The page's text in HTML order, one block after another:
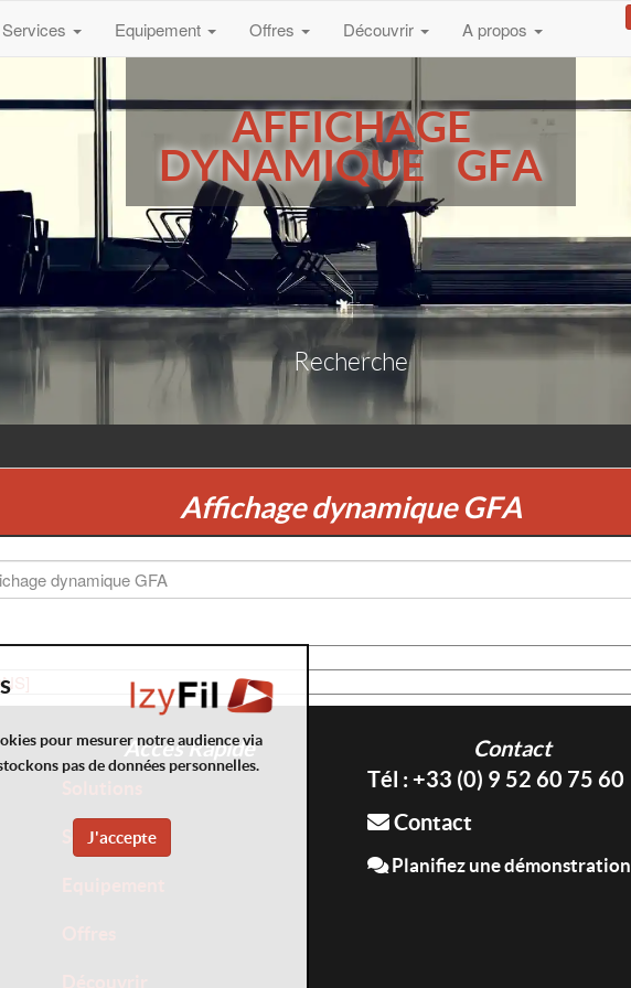
Services Equipement Offres Découvrir A propos
AFFICHAGE
DYNAMIQUE GFA
Recherche
Affichage dynamique GFA
Accès Rapide
Services
Contact
Tél : +33 (0) 9 52 60 75 60
Contact
Planifiez une démonstration
pour mesurer notre audience via
pas de données personnelles.
J'accepte